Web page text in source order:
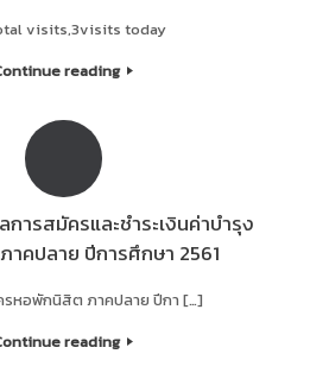
visits,3visits today
reading
การสมัครและชำระเงินค่าบำรุง
คปลาย ปีการศึกษา 2561
หอพักนิสิต ภาคปลาย ปีกา […]
reading